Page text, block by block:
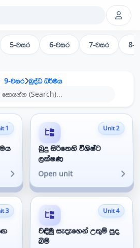
5-වසර 6-වසර 7-වසර 8-
9-වසර බුද්ධ ධර්මය
1 Unit 2
බුදු සිරිතෙහි විශිෂ්ට
ලක්ෂණ
Open unit
3 Unit 4
වඳිමු සැදැහෙන් උතුම් පුද
බිම්